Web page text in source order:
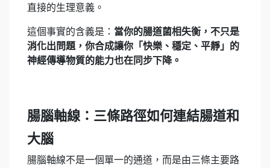
直接的生理意義。
這個事實的含義是： 當你的腸道菌相失衡，不只是
消化出問題，你合成讓你「快樂、穩定、平靜」的
神經傳導物質的能力也在同步下降。
腸腦軸線：三條路徑如何連結腸道和
大腦
腸腦軸線不是一個單一的通道，而是由三條主要路